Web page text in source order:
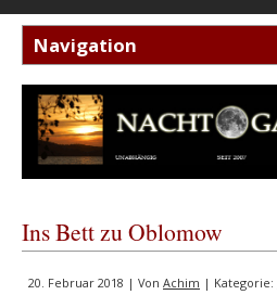
Ins Bett zu Oblomow
20. Februar 2018 | Von Achim | Kategorie: